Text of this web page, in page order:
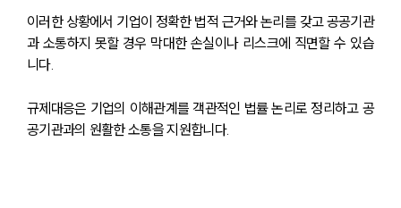
이러한 상황에서 기업이 정확한 법적 근거와 논리를 갖고 공공기관
과 소통하지 못할 경우 막대한 손실이나 리스크에 직면할 수 있습
니다.
규제대응은 기업의 이해관계를 객관적인 법률 논리로 정리하고 공
공기관과의 원활한 소통을 지원합니다.